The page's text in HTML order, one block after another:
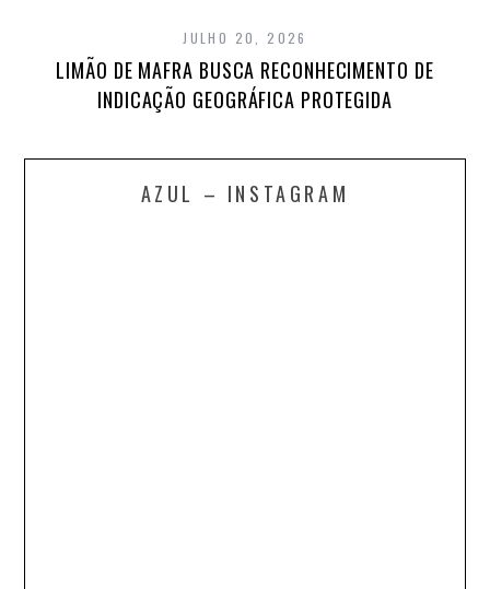
JULHO 20, 2026
LIMÃO DE MAFRA BUSCA RECONHECIMENTO DE
INDICAÇÃO GEOGRÁFICA PROTEGIDA
AZUL – INSTAGRAM